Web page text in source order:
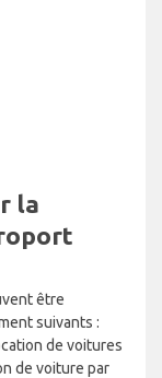
la
être
suivants :
de voitures
de voiture par